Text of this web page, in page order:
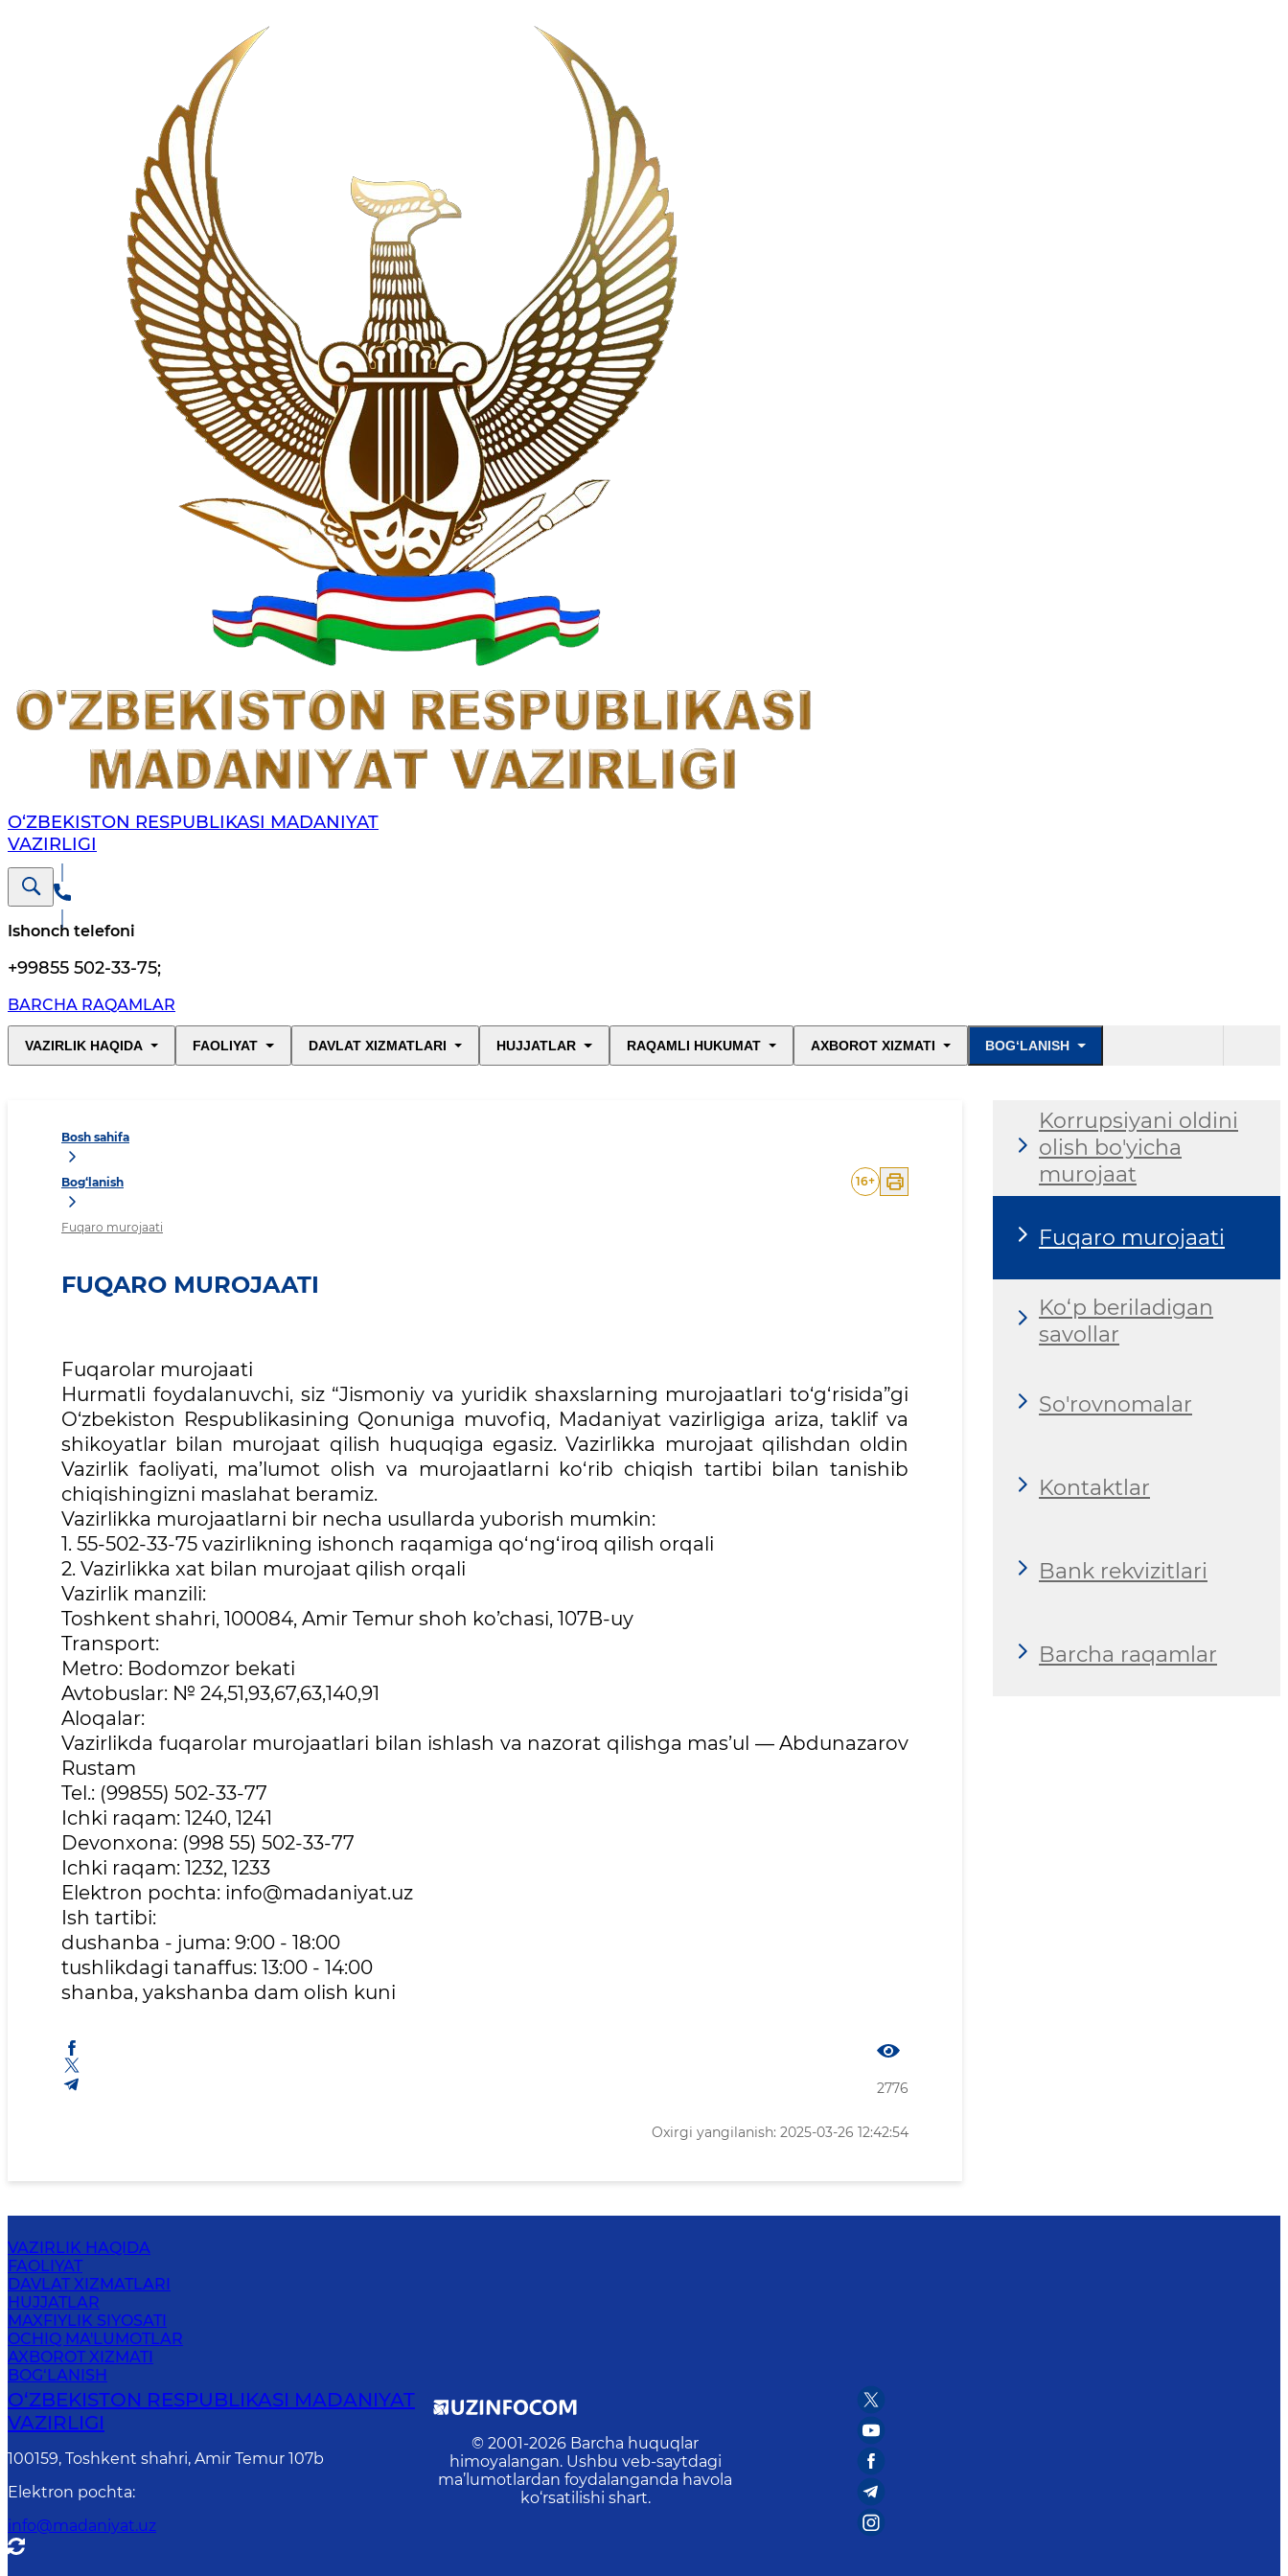
O‘ZBEKISTON RESPUBLIKASI MADANIYAT
VAZIRLIGI
Ishonch telefoni
+99855 502-33-75;
BARCHA RAQAMLAR
VAZIRLIK HAQIDA FAOLIYAT DAVLAT XIZMATLARI HUJJATLAR RAQAMLI HUKUMAT AXBOROT XIZMATI BOG‘LANISH
Bosh sahifa
Bog‘lanish
Fuqaro murojaati
16+
FUQARO MUROJAATI
Fuqarolar murojaati
Hurmatli foydalanuvchi, siz “Jismoniy va yuridik shaxslarning murojaatlari to‘g‘risida”gi
O‘zbekiston Respublikasining Qonuniga muvofiq, Madaniyat vazirligiga ariza, taklif va
shikoyatlar bilan murojaat qilish huquqiga egasiz. Vazirlikka murojaat qilishdan oldin
Vazirlik faoliyati, ma’lumot olish va murojaatlarni ko‘rib chiqish tartibi bilan tanishib
chiqishingizni maslahat beramiz.
Vazirlikka murojaatlarni bir necha usullarda yuborish mumkin:
1. 55-502-33-75 vazirlikning ishonch raqamiga qo‘ng‘iroq qilish orqali
2. Vazirlikka xat bilan murojaat qilish orqali
Vazirlik manzili:
Toshkent shahri, 100084, Amir Temur shoh ko’chasi, 107B-uy
Transport:
Metro: Bodomzor bekati
Avtobuslar: № 24,51,93,67,63,140,91
Aloqalar:
Vazirlikda fuqarolar murojaatlari bilan ishlash va nazorat qilishga mas’ul — Abdunazarov
Rustam
Tel.: (99855) 502-33-77
Ichki raqam: 1240, 1241
Devonxona: (998 55) 502-33-77
Ichki raqam: 1232, 1233
Elektron pochta: info@madaniyat.uz
Ish tartibi:
dushanba - juma: 9:00 - 18:00
tushlikdagi tanaffus: 13:00 - 14:00
shanba, yakshanba dam olish kuni
2776
Oxirgi yangilanish: 2025-03-26 12:42:54
Korrupsiyani oldini
olish bo'yicha
murojaat
Fuqaro murojaati
Ko‘p beriladigan
savollar
So'rovnomalar
Kontaktlar
Bank rekvizitlari
Barcha raqamlar
VAZIRLIK HAQIDA
FAOLIYAT
DAVLAT XIZMATLARI
HUJJATLAR
MAXFIYLIK SIYOSATI
OCHIQ MA'LUMOTLAR
AXBOROT XIZMATI
BOG‘LANISH
O‘ZBEKISTON RESPUBLIKASI MADANIYAT
VAZIRLIGI
100159, Toshkent shahri, Amir Temur 107b
Elektron pochta:
info@madaniyat.uz
© 2001-2026 Barcha huquqlar
himoyalangan. Ushbu veb-saytdagi
ma’lumotlardan foydalanganda havola
ko‘rsatilishi shart.